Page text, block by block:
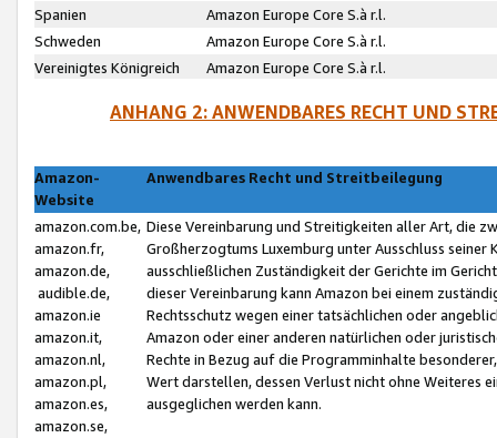
Spanien
Amazon Europe Core S.à r.l.
Schweden
Amazon Europe Core S.à r.l.
Vereinigtes Königreich
Amazon Europe Core S.à r.l.
ANHANG 2: ANWENDBARES RECHT UND
Amazon-
Website
Anwendbares Recht und Streitbeilegung
amazon.com.be,
amazon.fr,
amazon.de,
audible.de,
amazon.ie
amazon.it,
amazon.nl,
amazon.pl,
amazon.es,
amazon.se,
Diese Vereinbarung und Streitigkeiten aller Art, die
Großherzogtums Luxemburg unter Ausschluss
ausschließlichen Zuständigkeit der Gerichte im
dieser Vereinbarung kann Amazon bei einem
Rechtsschutz wegen einer tatsächlichen oder
Amazon oder einer anderen natürlichen oder
Rechte in Bezug auf die Programminhalte
Wert darstellen, dessen Verlust nicht ohne Weiteres
ausgeglichen werden kann.